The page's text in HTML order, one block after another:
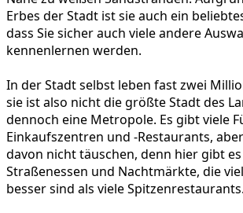
Erbes der Stadt ist sie auch ein
dass Sie sicher auch viele andere
kennenlernen werden.
In der Stadt selbst leben fast zwei
sie ist also nicht die größte Stadt des
dennoch eine Metropole. Es gibt viele
Einkaufszentren und -Restaurants,
davon nicht täuschen, denn hier gibt
Straßenessen und Nachtmärkte, die
besser sind als viele Spitzenrestaurants.